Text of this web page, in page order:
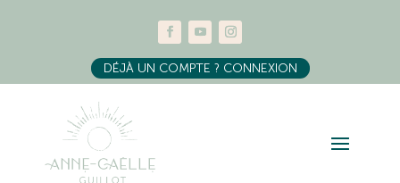
DÉJÀ UN COMPTE ? CONNEXION